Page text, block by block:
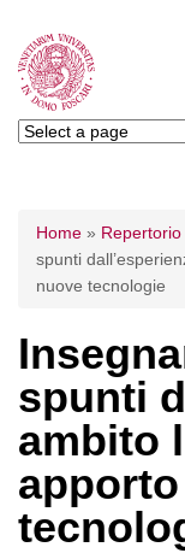
Tu sei qui
Home »
spunti
nuove tecnologie
spunti
ambito